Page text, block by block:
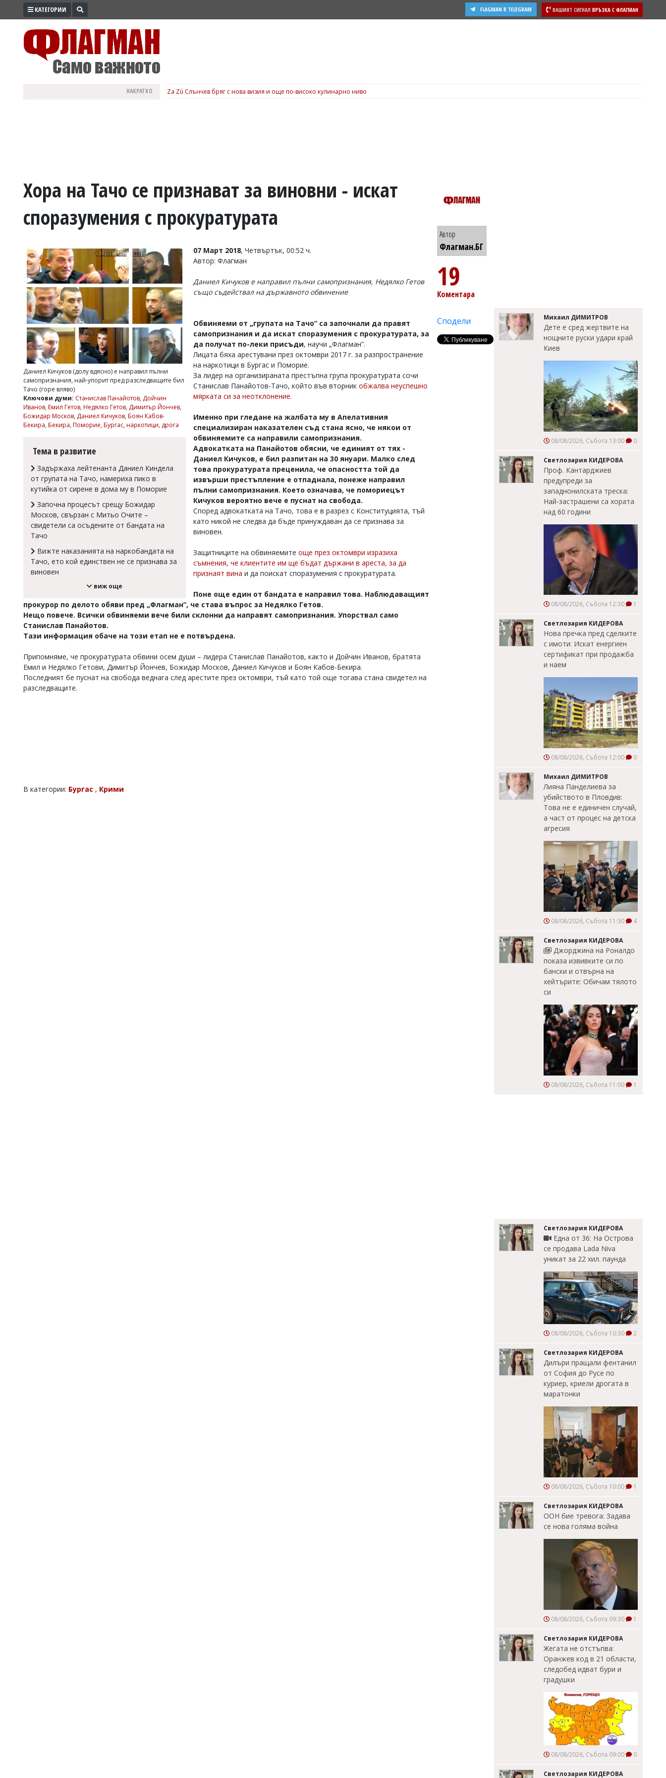
ПРОМО
ВОЙНАТА
УКРАЙНА
РАЗСЛЕДВАНЕ
БИЗНЕС
Управители:
Веселин
Василев,
v.vasilev@flagman.bg
Касабова,
k.kassabova@flagman.bg
Главен
редактор:
Колев,
Коментарите
въвеждат
читателите
редакцията
отговорност
коментар,
КАТЕГОРИИ ВАШИЯТ СИГНАЛ ВРЪЗКА С ФЛАГМАН
FLAGMAN В TELEGRAM
НАКРАТКО Za Zú Слънчев бряг с нова визия и още по-високо кулинарно ниво
Хора на Тачо се признават за виновни - искат
споразумения с прокуратурата
Даниел Кичуков (долу вдясно) е направил пълни
самопризнания, най-упорит пред разследващите бил
Тачо (горе вляво)
Ключови думи: Станислав Панайотов, Дойчин
Иванов, Емил Гетов, Недялко Гетов, Димитър Йончев,
Божидар Москов, Даниел Кичуков, Боян Кабов-
Бекира, Бекира, Поморие, Бургас, наркотици, дрога
Тема в развитие
Задържаха лейтенанта Даниел Киндела
от групата на Тачо, намериха пико в
кутийка от сирене в дома му в Поморие
Започна процесът срещу Божидар
Москов, свързан с Митьо Очите –
свидетели са осъдените от бандата на
Тачо
Вижте наказанията на наркобандата на
Тачо, ето кой единствен не се признава за
виновен
виж още
07 Март 2018, Четвъртък, 00:52 ч.
Автор: Флагман
Даниел Кичуков е направил пълни самопризнания, Недялко Гетов
също съдействал на държавното обвинение
Обвиняеми от „групата на Тачо” са започнали да правят
самопризнания и да искат споразумения с прокуратурата, за
да получат по-леки присъди, научи „Флагман”.
Лицата бяха арестувани през октомври 2017 г. за разпространение
на наркотици в Бургас и Поморие.
За лидер на организираната престъпна група прокуратурата сочи
Станислав Панайотов-Тачо, който във вторник обжалва неуспешно
мярката си за неотклонение.
Именно при гледане на жалбата му в Апелативния
специализиран наказателен съд стана ясно, че някои от
обвиняемите са направили самопризнания.
Адвокатката на Панайотов обясни, че единият от тях -
Даниел Кичуков, е бил разпитан на 30 януари. Малко след
това прокуратурата преценила, че опасността той да
извърши престъпление е отпаднала, понеже направил
пълни самопризнания. Което означава, че помориецът
Кичуков вероятно вече е пуснат на свобода.
Според адвокатката на Тачо, това е в разрез с Конституцията, тъй
като никой не следва да бъде принуждаван да се признава за
виновен.
Защитниците на обвиняемите още през октомври изразиха
съмнения, че клиентите им ще бъдат държани в ареста, за да
признаят вина и да поискат споразумения с прокуратурата.
Поне още един от бандата е направил това. Наблюдаващият
прокурор по делото обяви пред „Флагман”, че става въпрос за Недялко Гетов.
Нещо повече. Всички обвиняеми вече били склонни да направят самопризнания. Упорствал само
Станислав Панайотов.
Тази информация обаче на този етап не е потвърдена.
Припомняме, че прокуратурата обвини осем души – лидера Станислав Панайотов, както и Дойчин Иванов, братята
Емил и Недялко Гетови, Димитър Йончев, Божидар Москов, Даниел Кичуков и Боян Кабов-Бекира.
Последният бе пуснат на свобода веднага след арестите през октомври, тъй като той още тогава стана свидетел на
разследващите.
В категории: Бургас , Крими
Автор
Флагман.БГ
19
Коментара
Сподели Михаил ДИМИТРОВ
Дете е сред жертвите на
нощните руски удари край
Киев
08/08/2026, Събота 13:00 0
Светлозария КИДЕРОВА
Проф. Кантарджиев
предупреди за
западнонилската треска:
Най-застрашени са хората
над 60 години
08/08/2026, Събота 12:30 1
Светлозария КИДЕРОВА
Нова пречка пред сделките
с имоти: Искат енергиен
сертификат при продажба
и наем
08/08/2026, Събота 12:00 0
Михаил ДИМИТРОВ
Лияна Панделиева за
убийството в Пловдив:
Това не е единичен случай,
а част от процес на детска
агресия
08/08/2026, Събота 11:30 4
Светлозария КИДЕРОВА
Джорджина на Роналдо
показа извивките си по
бански и отвърна на
хейтърите: Обичам тялото
си
08/08/2026, Събота 11:00 1
Светлозария КИДЕРОВА
Една от 36: На Острова
се продава Lada Niva
уникат за 22 хил. паунда
08/08/2026, Събота 10:30 2
Светлозария КИДЕРОВА
Дилъри пращали фентанил
от София до Русе по
куриер, криели дрогата в
маратонки
08/08/2026, Събота 10:00 1
Светлозария КИДЕРОВА
ООН бие тревога: Задава
се нова голяма война
08/08/2026, Събота 09:30 1
Светлозария КИДЕРОВА
Жегата не отстъпва:
Оранжев код в 21 области,
следобед идват бури и
градушки
08/08/2026, Събота 09:00 0
Светлозария КИДЕРОВА